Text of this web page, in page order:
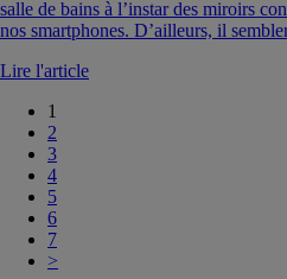
salle de bains à l’instar des miroirs
nos smartphones. D’ailleurs, il
Lire l'article
1
2
3
4
5
6
7
>